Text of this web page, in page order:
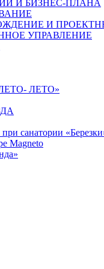
И БИЗНЕС-ПЛАНА
И
УПРАВЛЕНИЕ
ЛЕТО»
санатории
Magneto